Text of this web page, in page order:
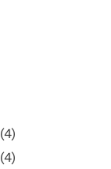
(4)
(4)